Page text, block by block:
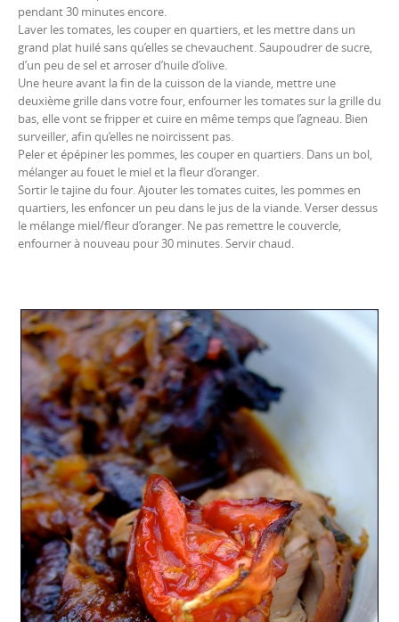
pendant 30 minutes encore.
Laver les tomates, les couper en quartiers, et les mettre dans un
grand plat huilé sans qu’elles se chevauchent. Saupoudrer de sucre,
d’un peu de sel et arroser d’huile d’olive.
Une heure avant la fin de la cuisson de la viande, mettre une
deuxième grille dans votre four, enfourner les tomates sur la grille du
bas, elle vont se fripper et cuire en même temps que l’agneau. Bien
surveiller, afin qu’elles ne noircissent pas.
Peler et épépiner les pommes, les couper en quartiers. Dans un bol,
mélanger au fouet le miel et la fleur d’oranger.
Sortir le tajine du four. Ajouter les tomates cuites, les pommes en
quartiers, les enfoncer un peu dans le jus de la viande. Verser dessus
le mélange miel/fleur d’oranger. Ne pas remettre le couvercle,
enfourner à nouveau pour 30 minutes. Servir chaud.